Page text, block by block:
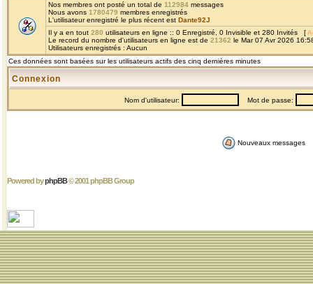
Nos membres ont posté un total de 112984 messages
Nous avons 1780479 membres enregistrés
L'utilisateur enregistré le plus récent est Dante92J
Il y a en tout 280 utilisateurs en ligne :: 0 Enregistré, 0 Invisible et 280 Invités [
Le record du nombre d'utilisateurs en ligne est de 21362 le Mar 07 Avr 2026
Utilisateurs enregistrés : Aucun
Ces données sont basées sur les utilisateurs actifs des cinq dernières minutes
Connexion
Nom d'utilisateur: Mot de passe:
Nouveaux messages
Powered byphpBB© 2001 phpBB Group